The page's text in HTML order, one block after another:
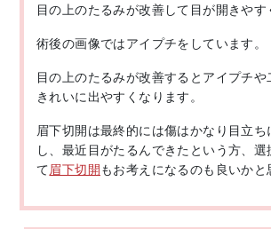
目の上のたるみが改善して目が開きやす
術後の画像ではアイプチをしています。
目の上のたるみが改善するとアイプチ
きれいに出やすくなります。
眉下切開は最終的には傷はかなり目立ち
し、最近目がたるんできたという方、選
て眉下切開もお考えになるのも良いかと